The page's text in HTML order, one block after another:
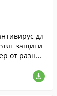
дл
защити
от разног